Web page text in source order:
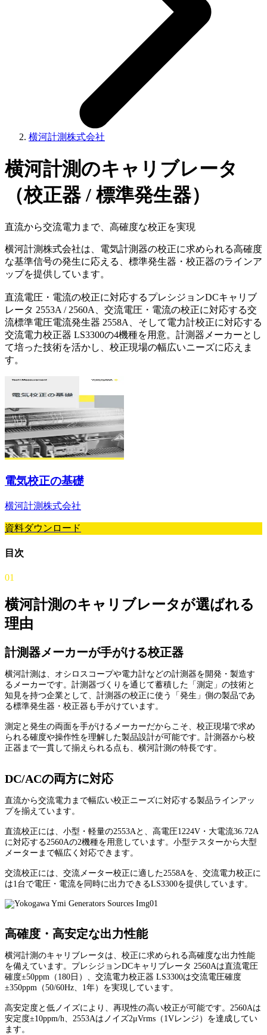
横河計測株式会社
横河計測のキャリブレータ
（校正器 / 標準発生器）
直流から交流電力まで、高確度な校正を実現
横河計測株式会社は、電気計測器の校正に求められる高確度
な基準信号の発生に応える、標準発生器・校正器のラインア
ップを提供しています。
直流電圧・電流の校正に対応するプレシジョンDCキャリブ
レータ 2553A / 2560A、交流電圧・電流の校正に対応する交
流標準電圧電流発生器 2558A、そして電力計校正に対応する
交流電力校正器 LS3300の4機種を用意。計測器メーカーとし
て培った技術を活かし、校正現場の幅広いニーズに応えま
す。
電気校正の基礎
横河計測株式会社
資料ダウンロード
目次
01
横河計測のキャリブレータが選ばれる
理由
計測器メーカーが手がける校正器
横河計測は、オシロスコープや電力計などの計測器を開発・製造す
るメーカーです。計測器づくりを通じて蓄積した「測定」の技術と
知見を持つ企業として、計測器の校正に使う「発生」側の製品であ
る標準発生器・校正器も手がけています。
測定と発生の両面を手がけるメーカーだからこそ、校正現場で求め
られる確度や操作性を理解した製品設計が可能です。計測器から校
正器まで一貫して揃えられる点も、横河計測の特長です。
DC/ACの両方に対応
直流から交流電力まで幅広い校正ニーズに対応する製品ラインアッ
プを揃えています。
直流校正には、小型・軽量の2553Aと、高電圧1224V・大電流36.72A
に対応する2560Aの2機種を用意しています。小型テスターから大型
メーターまで幅広く対応できます。
交流校正には、交流メーター校正に適した2558Aを、交流電力校正に
は1台で電圧・電流を同時に出力できるLS3300を提供しています。
高確度・高安定な出力性能
横河計測のキャリブレータは、校正に求められる高確度な出力性能
を備えています。プレシジョンDCキャリブレータ 2560Aは直流電圧
確度±50ppm（180日）、交流電力校正器 LS3300は交流電圧確度
±350ppm（50/60Hz、1年）を実現しています。
高安定度と低ノイズにより、再現性の高い校正が可能です。2560Aは
安定度±10ppm/h、2553Aはノイズ2μVrms（1Vレンジ）を達成してい
ます。